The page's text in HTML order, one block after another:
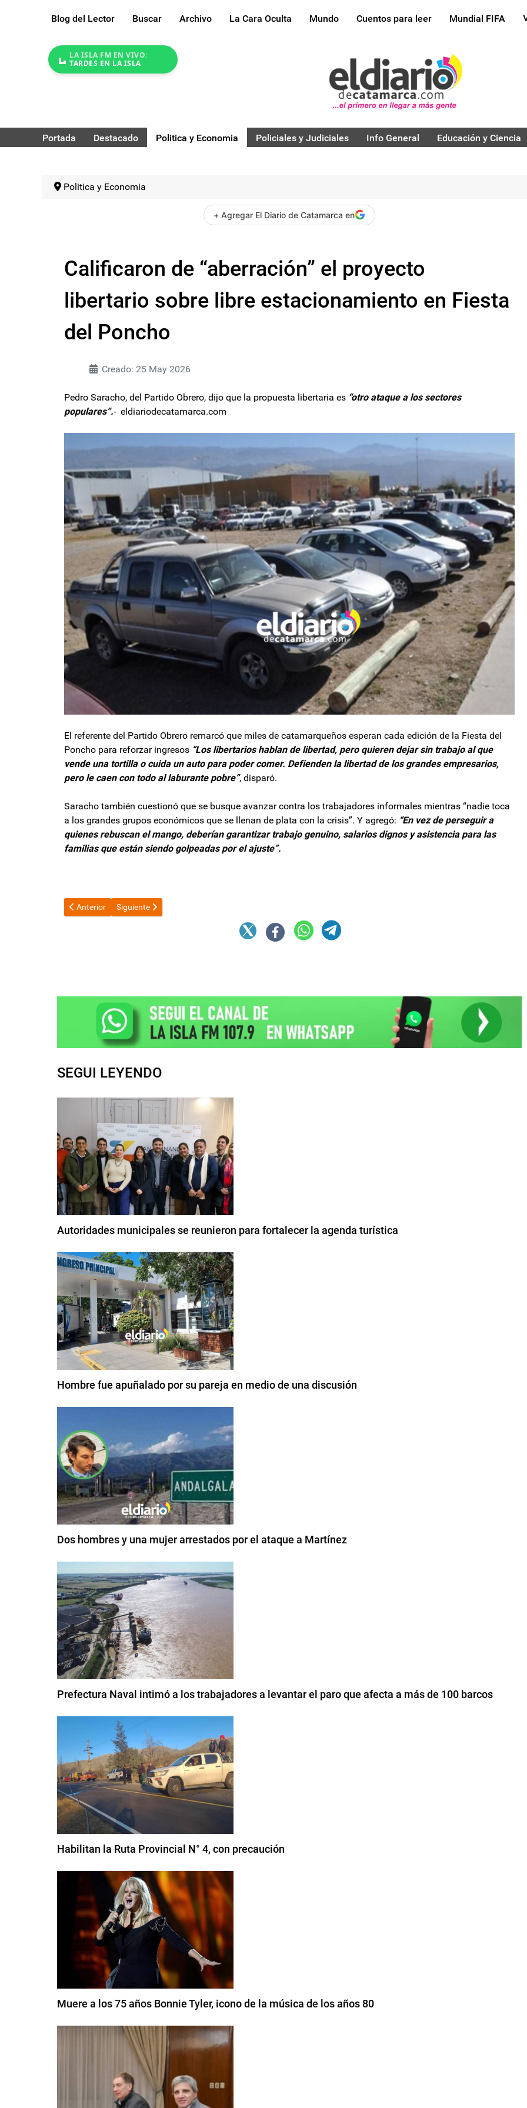
Blog del Lector Buscar Archivo La Cara Oculta Mundo Cuentos para leer Mundial FIFA
LA ISLA FM EN VIVO:
TARDES EN LA ISLA
Portada Destacado Politica y Economia Policiales y Judiciales Info General Educación y Ciencia
Politica y Economia
+ Agregar El Diario de Catamarca en
Calificaron de “aberración” el proyecto
libertario sobre libre estacionamiento en Fiesta
del Poncho
Creado: 25 May 2026
Pedro Saracho, del Partido Obrero, dijo que la propuesta libertaria es “otro ataque a los sectores
populares”.- eldiariodecatamarca.com
El referente del Partido Obrero remarcó que miles de catamarqueños esperan cada edición de la Fiesta del
Poncho para reforzar ingresos “Los libertarios hablan de libertad, pero quieren dejar sin trabajo al que
vende una tortilla o cuida un auto para poder comer. Defienden la libertad de los grandes empresarios,
pero le caen con todo al laburante pobre”, disparó.
Saracho también cuestionó que se busque avanzar contra los trabajadores informales mientras “nadie toca
a los grandes grupos económicos que se llenan de plata con la crisis”. Y agregó: “En vez de perseguir a
quienes rebuscan el mango, deberían garantizar trabajo genuino, salarios dignos y asistencia para las
familias que están siendo golpeadas por el ajuste”.
Artículo anterior: Solicitan que se investigue al Gobierno por “abuso de autoridad”, luego de no invitar a Villarruel al Tedeum
Anterior Artículo siguiente: Senado: el nuevo proyecto contra la ludopatía limita el acceso de menores, pero permite la
Siguiente
SEGUI LEYENDO
Autoridades municipales se reunieron para fortalecer la agenda turística
Hombre fue apuñalado por su pareja en medio de una discusión
Dos hombres y una mujer arrestados por el ataque a Martínez
Prefectura Naval intimó a los trabajadores a levantar el paro que afecta a más de 100 barcos
Habilitan la Ruta Provincial N° 4, con precaución
Muere a los 75 años Bonnie Tyler, icono de la música de los años 80